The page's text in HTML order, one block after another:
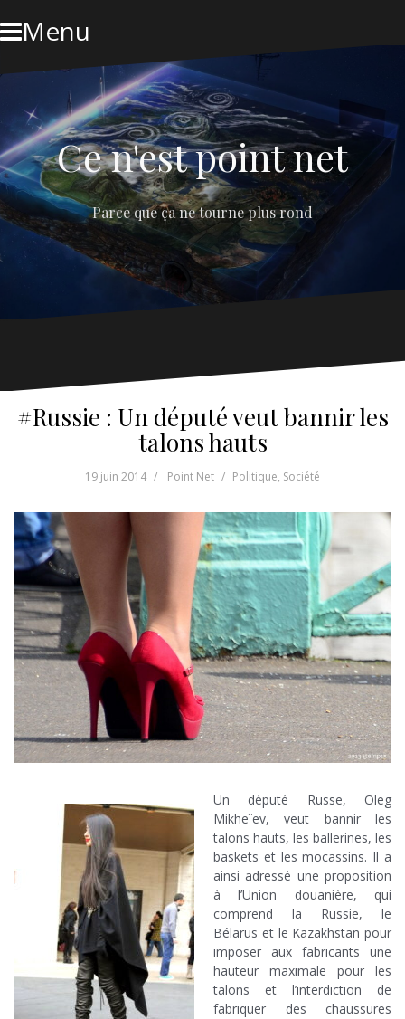
to
contentMenu
Ce n'est point net
Parce que ça ne tourne plus rond
#Russie : Un député veut bannir les
talons hauts
19 juin 2014 Point Net Politique, Société
Un député Russe, Oleg
Mikheïev, veut bannir les
talons hauts, les ballerines, les
baskets et les mocassins. Il a
ainsi adressé une proposition
à l’Union douanière, qui
comprend la Russie, le
Bélarus et le Kazakhstan pour
imposer aux fabricants une
hauteur maximale pour les
talons et l’interdiction de
fabriquer des chaussures